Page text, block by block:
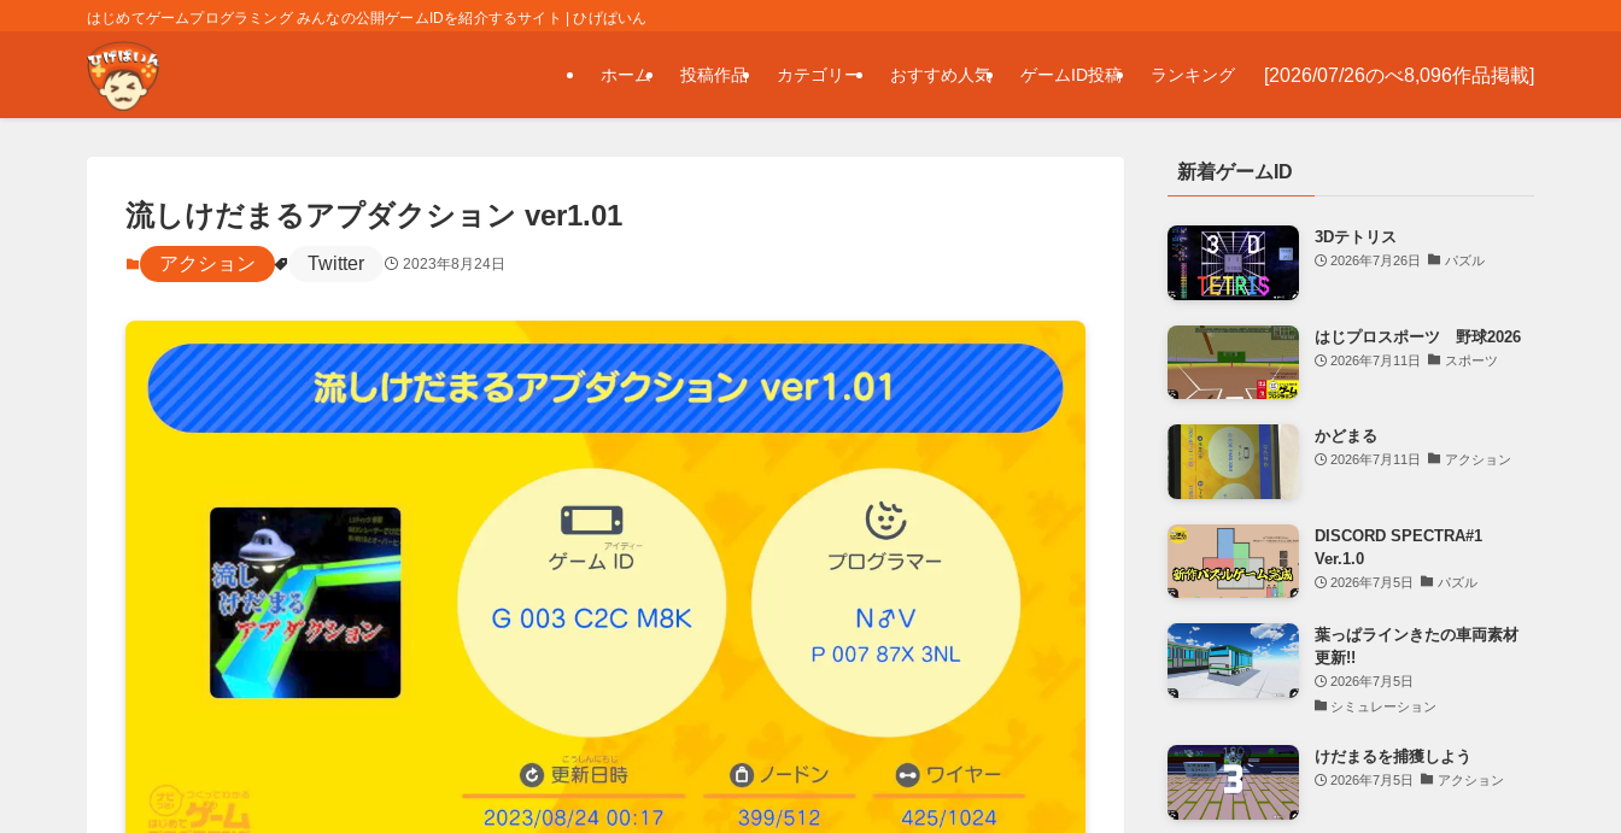
はじめてゲームプログラミング みんなの公開ゲームIDを紹介するサイト | ひげぱいん
ホーム 投稿作品 カテゴリー おすすめ人気 ゲームID投稿 ランキング [2026/07/26のべ8,096作品掲載]
流しけだまるアプダクション ver1.01
アクション Twitter 2023年8月24日
新着ゲームID
3Dテトリス
2026年7月26日 パズル
はじプロスポーツ 野球2026
2026年7月11日 スポーツ
かどまる
2026年7月11日 アクション
DISCORD SPECTRA#1
Ver.1.0
2026年7月5日 パズル
葉っぱラインきたの車両素材
更新!!
2026年7月5日
シミュレーション
けだまるを捕獲しよう
2026年7月5日 アクション